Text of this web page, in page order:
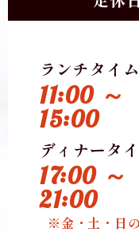
ランチタイム
11:00 ～
15:00
ディナータ
17:00 ～
21:00
※金・土・日